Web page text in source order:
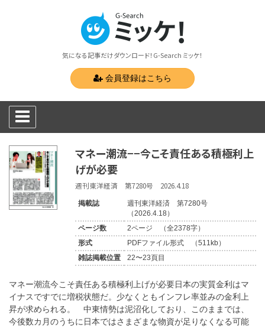
気になる記事だけダウンロード！G-Search ミッケ！
会員登録はこちら
マネー潮流−−今こそ責任ある積極利上
げが必要
週刊東洋経済 第7280号 2026.4.18
掲載誌
週刊東洋経済 第7280号
（2026.4.18）
ページ数
2ページ （全2378字）
形式
PDFファイル形式 （511kb）
雑誌掲載位置
22〜23頁目
マネー潮流今こそ責任ある積極利上げが必要日本の実質金利はマ
イナスですでに増税状態だ。少なくともインフレ率並みの金利上
昇が求められる。 中東情勢は泥沼化しており、このままでは、
今後数カ月のうちに日本ではさまざまな物資が足りなくなる可能